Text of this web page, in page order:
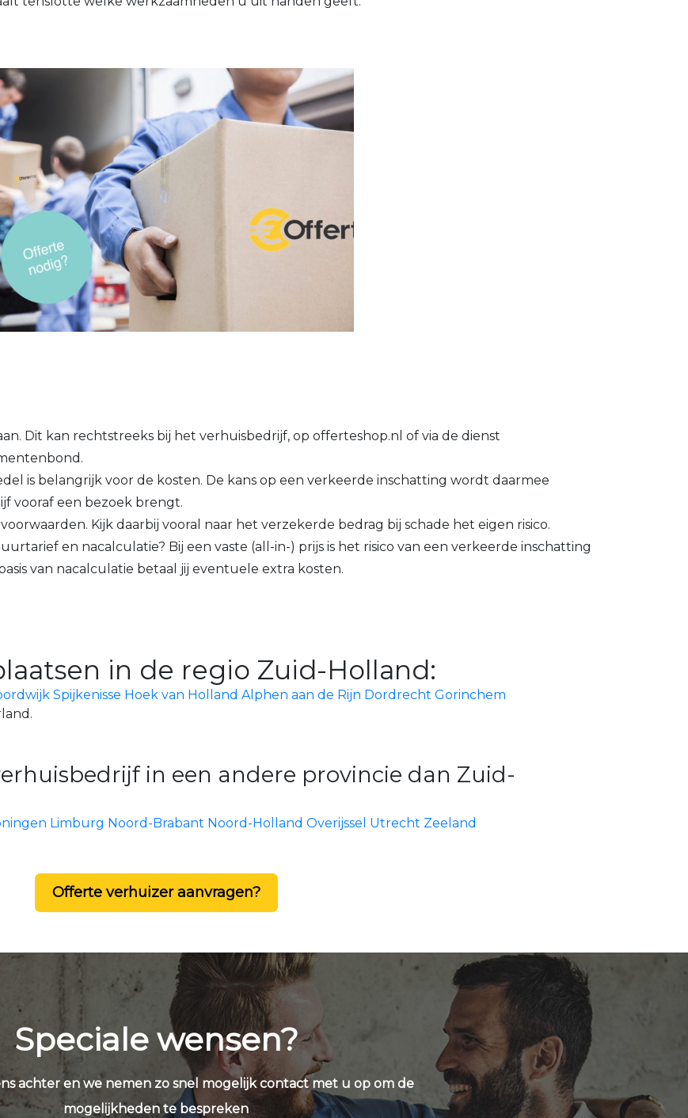
Dit kan rechtstreeks bij het verhuisbedrijf, op offerteshop.nl of via de dienst
is belangrijk voor de kosten. De kans op een verkeerde inschatting wordt daarmee
vooraf een bezoek brengt.
Kijk daarbij vooral naar het verzekerde bedrag bij schade het eigen risico.
en nacalculatie? Bij een vaste (all-in-) prijs is het risico van een verkeerde inschatting
van nacalculatie betaal jij eventuele extra kosten.
in de regio Zuid-Holland:
Spijkenisse Hoek van Holland Alphen aan de Rijn Dordrecht Gorinchem
in een andere provincie dan Zuid-
Limburg Noord-Brabant Noord-Holland Overijssel Utrecht Zeeland
Offerte verhuizer aanvragen?
Speciale wensen?
achter en we nemen zo snel mogelijk contact met u op om de
mogelijkheden te bespreken